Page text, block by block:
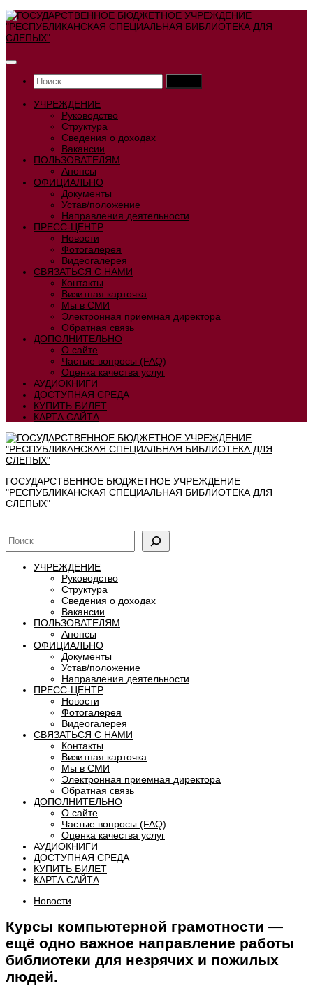
Перейти
к
содержимому
Найти:
УЧРЕЖДЕНИЕ
Руководство
Структура
Сведения о доходах
Вакансии
ПОЛЬЗОВАТЕЛЯМ
Анонсы
ОФИЦИАЛЬНО
Документы
Устав/положение
Направления деятельности
ПРЕСС-ЦЕНТР
Новости
Фотогалерея
Видеогалерея
СВЯЗАТЬСЯ С НАМИ
Контакты
Визитная карточка
Мы в СМИ
Электронная приемная директора
Обратная связь
ДОПОЛНИТЕЛЬНО
О сайте
Частые вопросы (FAQ)
Оценка качества услуг
АУДИОКНИГИ
ДОСТУПНАЯ СРЕДА
КУПИТЬ БИЛЕТ
КАРТА САЙТА
ГОСУДАРСТВЕННОЕ БЮДЖЕТНОЕ УЧРЕЖДЕНИЕ
"РЕСПУБЛИКАНСКАЯ СПЕЦИАЛЬНАЯ БИБЛИОТЕКА ДЛЯ
СЛЕПЫХ"
УЧРЕЖДЕНИЕ
Руководство
Структура
Сведения о доходах
Вакансии
ПОЛЬЗОВАТЕЛЯМ
Анонсы
ОФИЦИАЛЬНО
Документы
Устав/положение
Направления деятельности
ПРЕСС-ЦЕНТР
Новости
Фотогалерея
Видеогалерея
СВЯЗАТЬСЯ С НАМИ
Контакты
Визитная карточка
Мы в СМИ
Электронная приемная директора
Обратная связь
ДОПОЛНИТЕЛЬНО
О сайте
Частые вопросы (FAQ)
Оценка качества услуг
АУДИОКНИГИ
ДОСТУПНАЯ СРЕДА
КУПИТЬ БИЛЕТ
КАРТА САЙТА
Новости
Курсы компьютерной грамотности —
ещё одно важное направление работы
библиотеки для незрячих и пожилых
людей.